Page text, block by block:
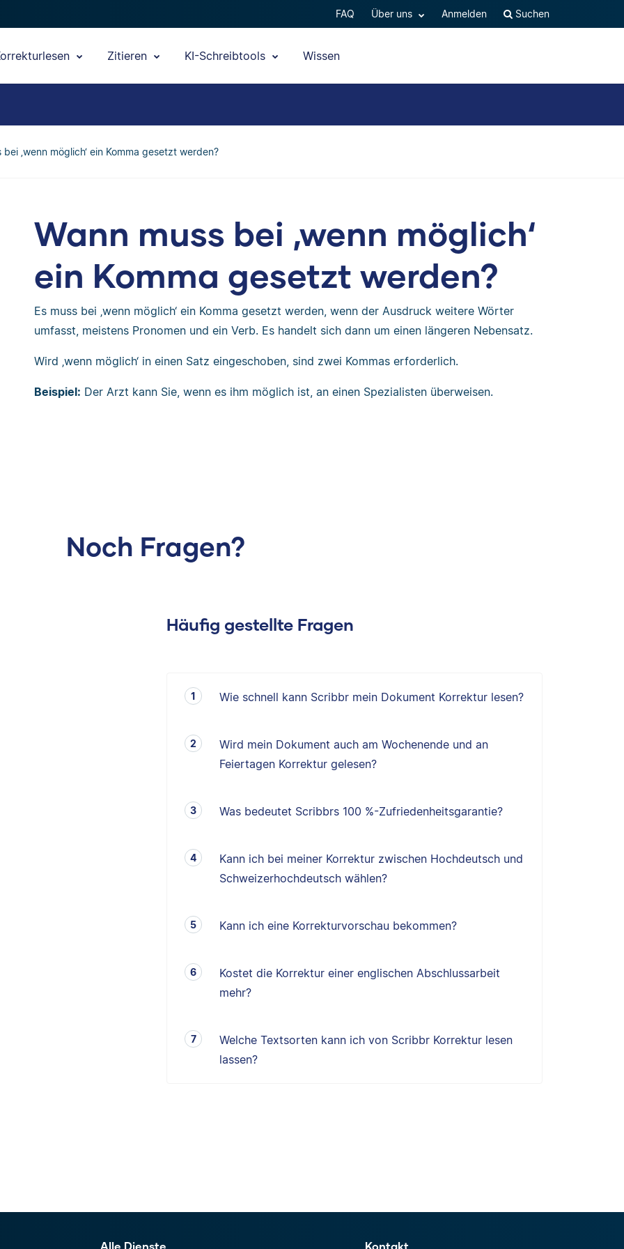
FAQ Über uns Anmelden Suchen
Zitieren KI-Schreibtools Wissen
bei ‚wenn möglich‘ ein Komma gesetzt werden?
Wann muss bei ‚wenn möglich‘
ein Komma gesetzt werden?
Es muss bei ‚wenn möglich‘ ein Komma gesetzt werden, wenn der Ausdruck weitere Wörter
umfasst, meistens Pronomen und ein Verb. Es handelt sich dann um einen längeren Nebensatz.
Wird ‚wenn möglich‘ in einen Satz eingeschoben, sind zwei Kommas erforderlich.
Beispiel: Der Arzt kann Sie, wenn es ihm möglich ist, an einen Spezialisten überweisen.
Noch Fragen?
Häufig gestellte Fragen
Wie schnell kann Scribbr mein Dokument Korrektur lesen?
Wird mein Dokument auch am Wochenende und an
Feiertagen Korrektur gelesen?
Was bedeutet Scribbrs 100 %-Zufriedenheitsgarantie?
Kann ich bei meiner Korrektur zwischen Hochdeutsch und
Schweizerhochdeutsch wählen?
Kann ich eine Korrekturvorschau bekommen?
Kostet die Korrektur einer englischen Abschlussarbeit
mehr?
Welche Textsorten kann ich von Scribbr Korrektur lesen
lassen?
Alle Dienste Kontakt